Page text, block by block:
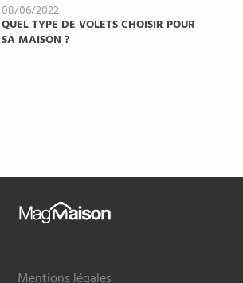
08/06/2022
QUEL TYPE DE VOLETS CHOISIR POUR
SA MAISON ?
Mag
Maison
-